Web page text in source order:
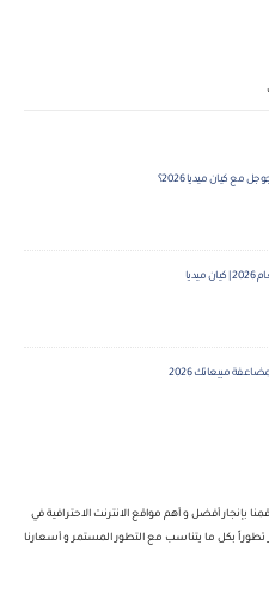
كيان ميديا 2026؟
مبيعاتك 2026
لأكثر منذ عام 2008 و خلالها قمنا بإنجار أفضل و أهم مواقع الانترنت الاحترافية في
تطوراً بكل ما يتناسب مع التطور المستمر و أسعارنا